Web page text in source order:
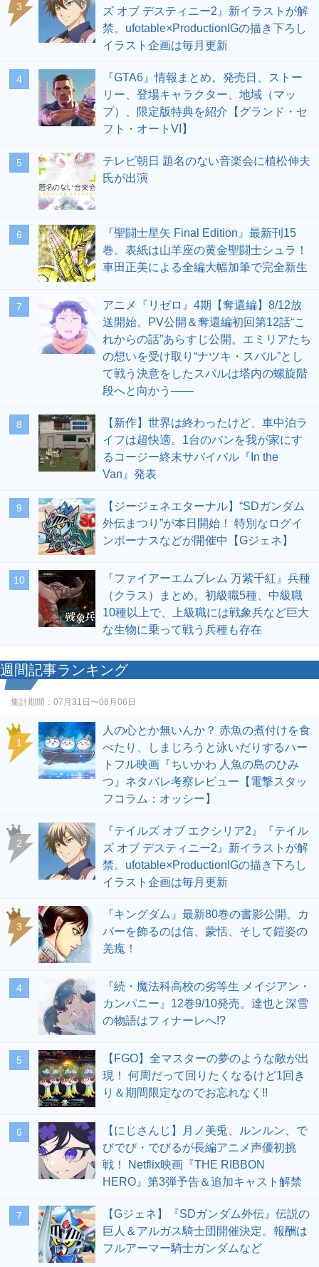
3
ズ オブ デスティニー2』新イラストが解
禁。ufotable×ProductionIGの描き下ろし
イラスト企画は毎月更新
4
『GTA6』情報まとめ。発売日、ストー
リー、登場キャラクター、地域（マッ
プ）、限定版特典を紹介【グランド・セ
フト・オートVI】
5
テレビ朝日 題名のない音楽会に植松伸夫
氏が出演
6
『聖闘士星矢 Final Edition』最新刊15
巻。表紙は山羊座の黄金聖闘士シュラ！
車田正美による全編大幅加筆で完全新生
7
アニメ『リゼロ』4期【奪還編】8/12放
送開始。PV公開＆奪還編初回第12話“こ
れからの話”あらすじ公開。エミリアたち
の想いを受け取り“ナツキ・スバル”とし
て戦う決意をしたスバルは塔内の螺旋階
段へと向かう――
8
【新作】世界は終わったけど、車中泊ラ
イフは超快適。1台のバンを我が家にす
るコージー終末サバイバル『In the
Van』発表
9
【ジージェネエターナル】“SDガンダム
外伝まつり”が本日開始！ 特別なログイ
ンボーナスなどが開催中【Gジェネ】
10
『ファイアーエムブレム 万紫千紅』兵種
（クラス）まとめ。初級職5種、中級職
10種以上で、上級職には戦象兵など巨大
な生物に乗って戦う兵種も存在
週間記事ランキング
集計期間： 07月31日〜08月06日
1
人の心とか無いんか？ 赤魚の煮付けを食
べたり、しまじろうと泳いだりするハー
トフル映画『ちいかわ 人魚の島のひみ
つ』ネタバレ考察レビュー【電撃スタッ
フコラム：オッシー】
2
『テイルズ オブ エクシリア2』『テイル
ズ オブ デスティニー2』新イラストが解
禁。ufotable×ProductionIGの描き下ろし
イラスト企画は毎月更新
3
『キングダム』最新80巻の書影公開。カ
バーを飾るのは信、蒙恬、そして鎧姿の
羌瘣！
4
『続・魔法科高校の劣等生 メイジアン・
カンパニー』12巻9/10発売。達也と深雪
の物語はフィナーレへ!?
5
【FGO】全マスターの夢のような敵が出
現！ 何周だって回りたくなるけど1回き
り＆期間限定なのでお忘れなく!!
6
【にじさんじ】月ノ美兎、ルンルン、で
びでび・でびるが長編アニメ声優初挑
戦！ Netflix映画『THE RIBBON
HERO』第3弾予告＆追加キャスト解禁
7
【Gジェネ】『SDガンダム外伝』伝説の
巨人＆アルガス騎士団開催決定。報酬は
フルアーマー騎士ガンダムなど